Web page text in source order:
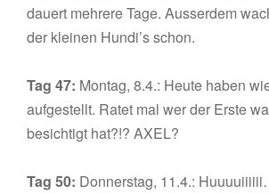
dauert mehrere Tage. Ausserdem
der kleinen Hundi’s schon.
Tag 47: Montag, 8.4.: Heute haben
aufgestellt. Ratet mal wer der Erste
besichtigt hat?!? AXEL?
Tag 50: Donnerstag, 11.4.: